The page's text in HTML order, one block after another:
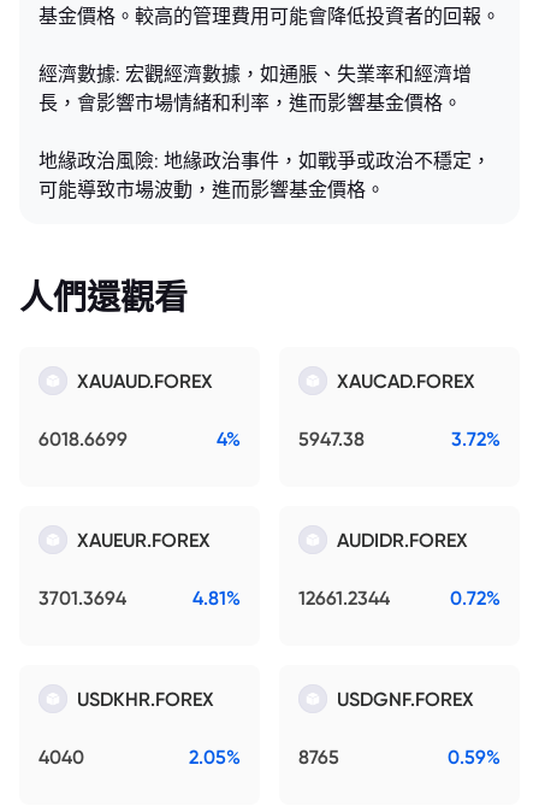
基金價格。較高的管理費用可能會降低投資者的回報。
經濟數據: 宏觀經濟數據，如通脹、失業率和經濟增
長，會影響市場情緒和利率，進而影響基金價格。
地緣政治風險: 地緣政治事件，如戰爭或政治不穩定，
可能導致市場波動，進而影響基金價格。
人們還觀看
XAUAUD.FOREX
6018.6699 4%
XAUCAD.FOREX
5947.38 3.72%
XAUEUR.FOREX
3701.3694 4.81%
AUDIDR.FOREX
12661.2344 0.72%
USDKHR.FOREX
4040 2.05%
USDGNF.FOREX
8765 0.59%